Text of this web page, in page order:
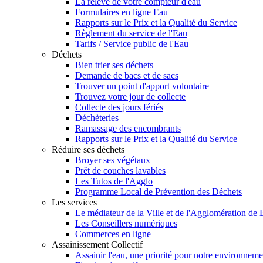
Formulaires en ligne Eau
Rapports sur le Prix et la Qualité du Service
Règlement du service de l'Eau
Tarifs / Service public de l'Eau
Déchets
Bien trier ses déchets
Demande de bacs et de sacs
Trouver un point d'apport volontaire
Trouvez votre jour de collecte
Collecte des jours fériés
Déchèteries
Ramassage des encombrants
Rapports sur le Prix et la Qualité du Service
Réduire ses déchets
Broyer ses végétaux
Prêt de couches lavables
Les Tutos de l'Agglo
Programme Local de Prévention des Déchets
Les services
Le médiateur de la Ville et de l'Agglomération de
Les Conseillers numériques
Commerces en ligne
Assainissement Collectif
Assainir l'eau, une priorité pour notre